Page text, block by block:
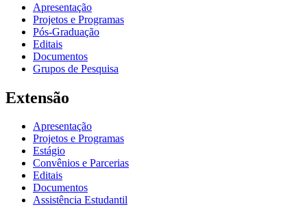
Apresentação
Projetos e Programas
Pós-Graduação
Editais
Documentos
Grupos de Pesquisa
Extensão
Apresentação
Projetos e Programas
Estágio
Convênios e Parcerias
Editais
Documentos
Assistência Estudantil